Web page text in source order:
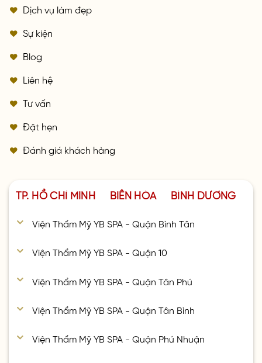
Dịch vụ làm đẹp
Sự kiện
Blog
Liên hệ
Tư vấn
Đặt hẹn
Đánh giá khách hàng
TP. HỒ CHÍ MINH BIÊN HÒA BÌNH DƯƠNG
Viện Thẩm Mỹ YB SPA - Quận Bình Tân
Viện Thẩm Mỹ YB SPA - Quận 10
Viện Thẩm Mỹ YB SPA - Quận Tân Phú
Viện Thẩm Mỹ YB SPA - Quận Tân Bình
Viện Thẩm Mỹ YB SPA - Quận Phú Nhuận